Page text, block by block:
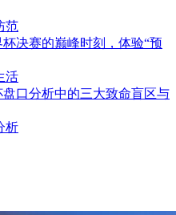
范
决赛的巅峰时刻，体验“预
活
口分析中的三大致命盲区与
析